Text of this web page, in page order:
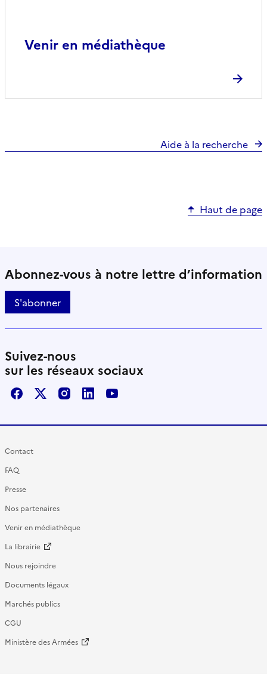
Venir en médiathèque
Aide à la recherche
Haut de page
Abonnez-vous à notre lettre d’information
S'abonner
Suivez-nous
sur les réseaux sociaux
FacebookX / TwitterInstagram
LinkedInYoutube
Contact
FAQ
Presse
Nos partenaires
Venir en médiathèque
La librairie
Nous rejoindre
Documents légaux
Marchés publics
CGU
Ministère des Armées